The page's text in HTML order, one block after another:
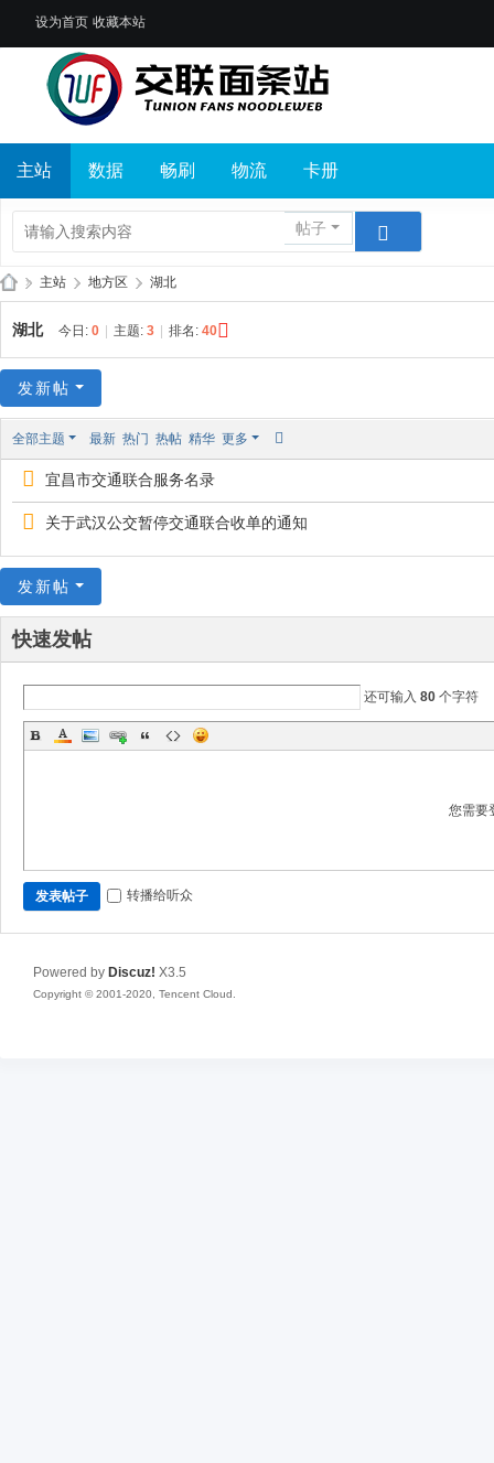
设为首页 收藏本站
主站 数据 畅刷 物流 卡册
帖子
面
条
站
» 主站 › 地方区 › 湖北
湖北 今日: 0 主题: 3 排名: 40
发新帖
全部主题 最新 热门 热帖 精华 更多
宜昌市交通联合服务名录
关于武汉公交暂停交通联合收单的通知
发新帖
快速发帖
还可输入 80 个字符
您需要
发表帖子 转播给听众
Powered by Discuz! X3.5
Copyright © 2001-2020, Tencent Cloud.